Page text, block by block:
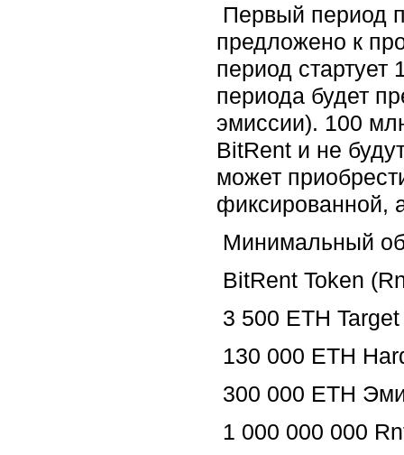
Первый период
предложено к
период стартует
периода будет
эмиссии). 100
BitRent и не
может
фиксированной,
Минимальный
BitRent Token
3 500 ETH
130 000 ETH
300 000 ETH
1 000 000 000